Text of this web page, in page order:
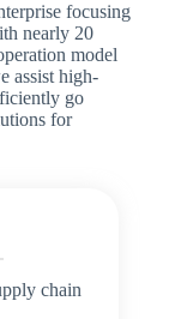
focusing
nearly 20
model
assist high-
go
for
chain